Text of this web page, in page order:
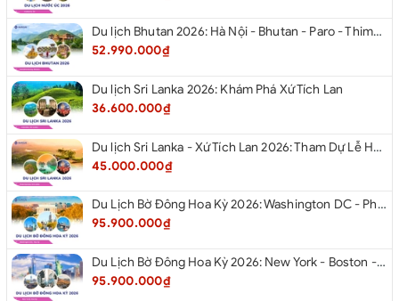
Du lịch Bhutan 2026: Hà Nội - Bhutan - Paro - Thimphu - Punakha
52.990.000₫
Du lịch Sri Lanka 2026: Khám Phá Xứ Tích Lan
36.600.000₫
Du lịch Sri Lanka - Xứ Tích Lan 2026: Tham Dự Lễ Hội Rước Xá Lợi Răng Phật
45.000.000₫
Du Lịch Bờ Đông Hoa Kỳ 2026: Washington DC - Philadelphia - New York - Boston - New Hampshire White Mountains - Albany - Niagara Falls - Buffalo - Corning - New York
95.900.000₫
Du Lịch Bờ Đông Hoa Kỳ 2026: New York - Boston - New Hampshire - Artist’s Bluff - Echo Lake Kancamagus Highway - White Mountains - Albany - Buffalo Niagara Falls - Corning - Washington DC
95.900.000₫